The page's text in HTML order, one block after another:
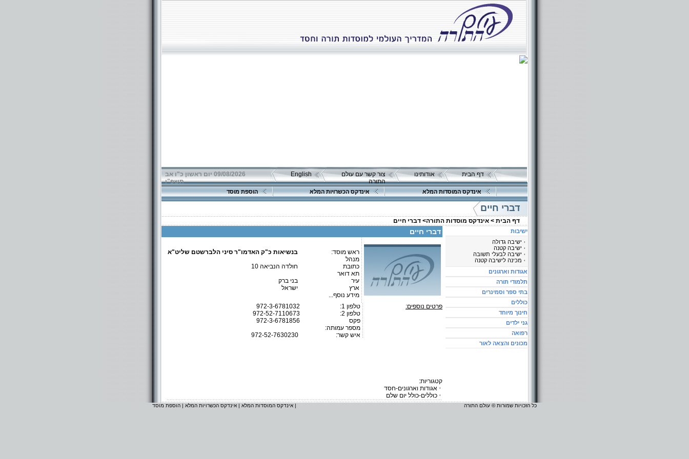
דף הבית אודותינו
צור קשר עם עולם
התורה
English
09/08/2026 יום ראשון כ"ו אב
תשפ"ו
אינדקס המוסדות המלא אינדקס הכשרויות המלא הוספת מוסד
דברי חיים
דף הבית > אינדקס מוסדות התורה> דברי חיים
דברי חיים
ראש מוסד:
בנשיאות כ"ק האדמו"ר סיני הלברשטם שליט"א
מנהל
כתובת
חולדה הנביאה 10
תא דואר
עיר
בני ברק
ארץ
ישראל
מידע נוסף...
פרטים נוספים:
טלפון 1:
טלפון 2:
פקס
מספר עמותה:
איש קשר:
972-3-6781032
972-52-7110673
972-3-6781856
972-52-7630230
קטגוריות:
אגודות וארגונים-חסד
כוללים-כולל יום שלם
ישיבות
ישיבה גדולה
ישיבה קטנה
ישיבה לבעלי תשובה
מכינה לישיבה קטנה
אגודות וארגונים
תלמודי תורה
בתי ספר וסמינרים
כוללים
חינוך מיוחד
גני ילדים
רפואה
מכונים והצאה לאור
כל הזכויות שמורות © עולם התורה אינדקס המוסדות המלא | אינדקס הכשרויות המלא | הוספת מוסד |